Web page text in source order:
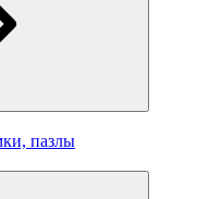
пазлы